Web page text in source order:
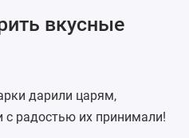
вкусные
дарили царям,
с радостью их принимали!